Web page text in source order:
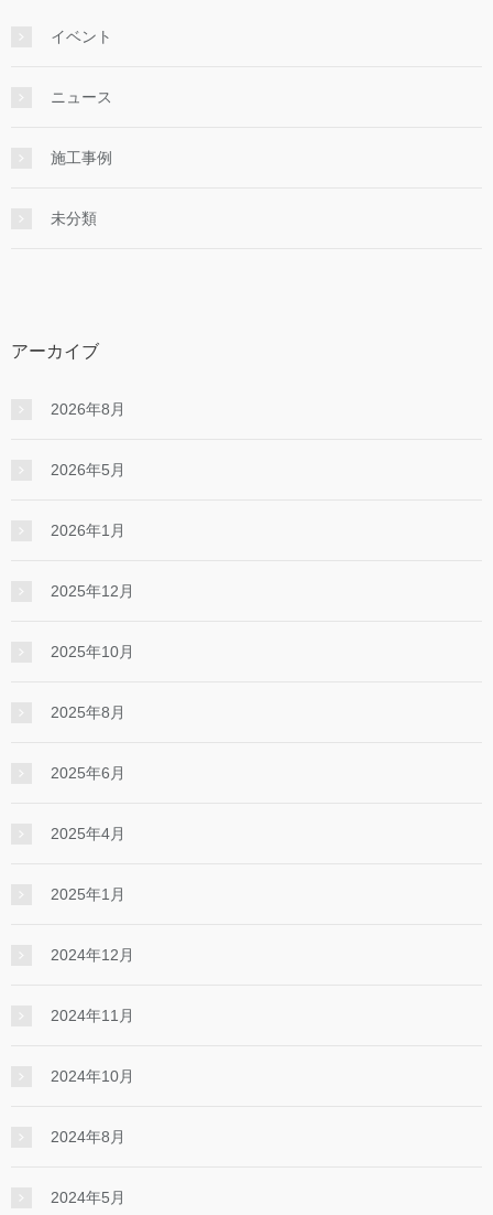
イベント
ニュース
施工事例
未分類
アーカイブ
2026年8月
2026年5月
2026年1月
2025年12月
2025年10月
2025年8月
2025年6月
2025年4月
2025年1月
2024年12月
2024年11月
2024年10月
2024年8月
2024年5月